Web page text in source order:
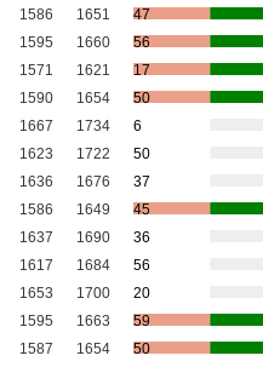
1586 1651
47
1595 1660
56
1571 1621
17
1590 1654
50
1667 1734
6
1623 1722
50
1636 1676
37
1586 1649
45
1637 1690
36
1617 1684
56
1653 1700
20
1595 1663
59
1587 1654 50